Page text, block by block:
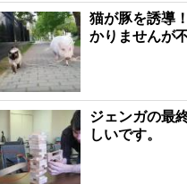
猫が豚を誘導
かりませんが
ジェンガの最
しいです。